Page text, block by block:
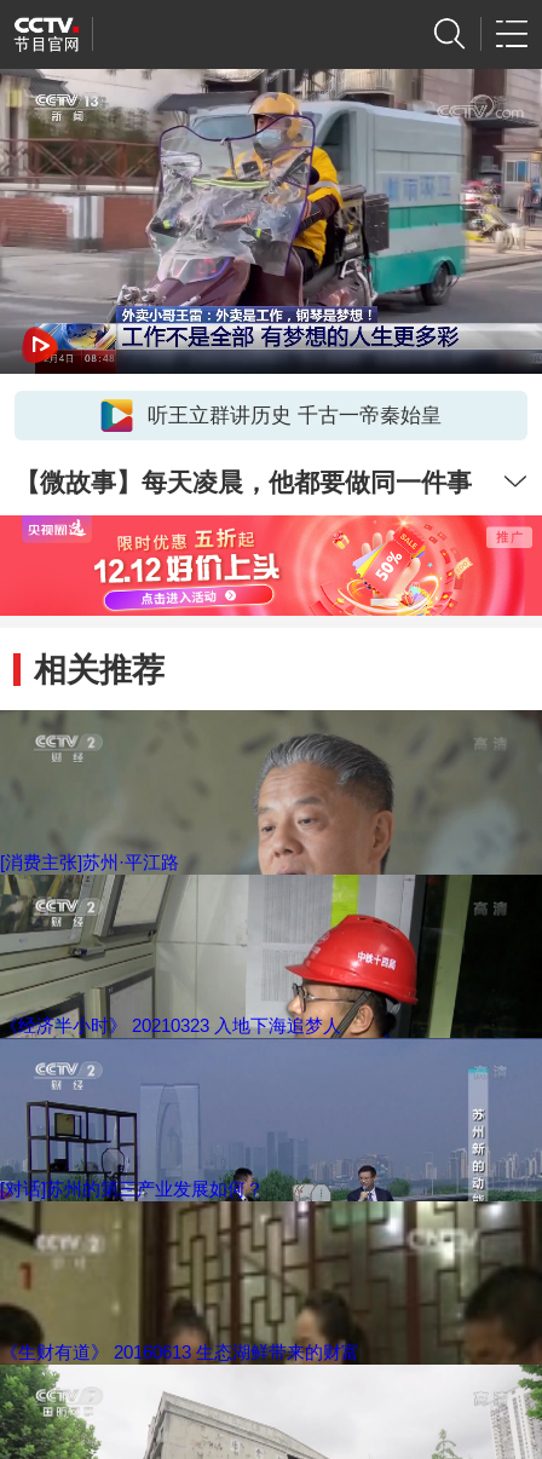
听王立群讲历史 千古一帝秦始皇
【微故事】每天凌晨，他都要做同一件事
相关推荐
[消费主张]苏州·平江路
《经济半小时》 20210323 入地下海追梦人
[对话]苏州的第三产业发展如何？
《生财有道》 20160613 生态湖鲜带来的财富